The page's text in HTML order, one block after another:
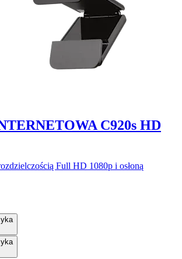
C920s HD
Full HD 1080p i osłoną